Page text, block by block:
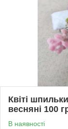
Квіті
весняні 100
В наявності